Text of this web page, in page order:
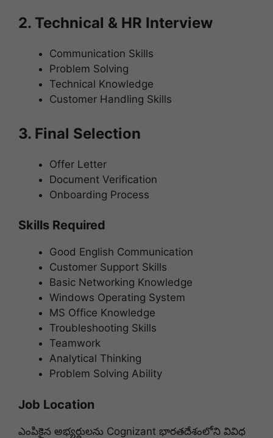
2. Technical & HR Interview
Communication Skills
Problem Solving
Technical Knowledge
Customer Handling Skills
3. Final Selection
Offer Letter
Document Verification
Onboarding Process
Skills Required
Good English Communication
Customer Support Skills
Basic Networking Knowledge
Windows Operating System
MS Office Knowledge
Troubleshooting Skills
Teamwork
Analytical Thinking
Problem Solving Ability
Job Location
ఎంపికైన అభ్యర్థులను Cognizant భారతదేశంలోని వివిధ